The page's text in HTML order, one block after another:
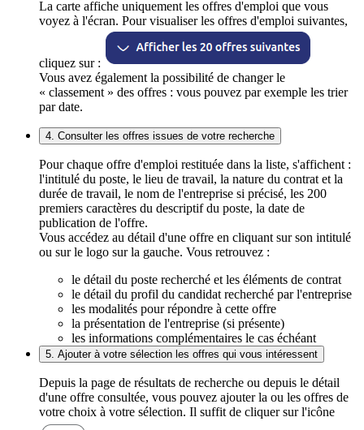
La carte affiche uniquement les offres d'emploi que vous
voyez à l'écran. Pour visualiser les offres d'emploi suivantes,
cliquez sur :
Vous avez également la possibilité de changer le
« classement » des offres : vous pouvez par exemple les trier
par date.
4. Consulter les offres issues de votre recherche
Pour chaque offre d'emploi restituée dans la liste, s'affichent :
l'intitulé du poste, le lieu de travail, la nature du contrat et la
durée de travail, le nom de l'entreprise si précisé, les 200
premiers caractères du descriptif du poste, la date de
publication de l'offre.
Vous accédez au détail d'une offre en cliquant sur son intitulé
ou sur le logo sur la gauche. Vous retrouvez :
le détail du poste recherché et les éléments de contrat
le détail du profil du candidat recherché par l'entreprise
les modalités pour répondre à cette offre
la présentation de l'entreprise (si présente)
les informations complémentaires le cas échéant
5. Ajouter à votre sélection les offres qui vous intéressent
Depuis la page de résultats de recherche ou depuis le détail
d'une offre consultée, vous pouvez ajouter la ou les offres de
votre choix à votre sélection. Il suffit de cliquer sur l'icône